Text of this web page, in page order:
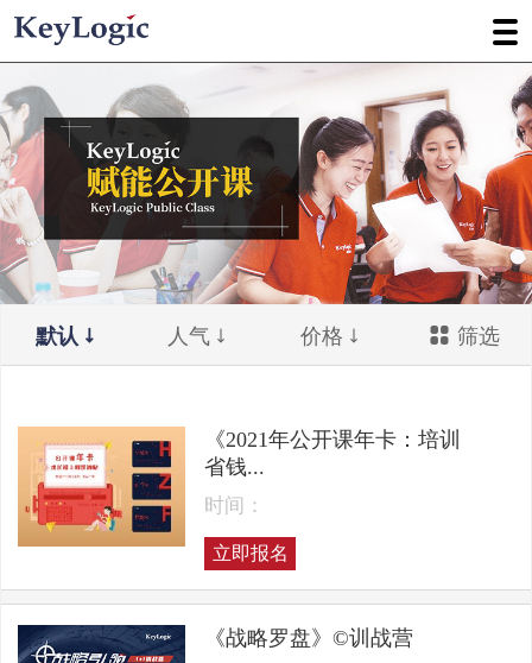
默认 人气 价格 筛选
《2021年公开课年卡：培训
省钱...
时间：
立即报名
《战略罗盘》©训战营